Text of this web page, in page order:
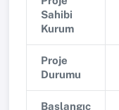
Sahibi
Kurum
Proje
Durumu
Başlangıç